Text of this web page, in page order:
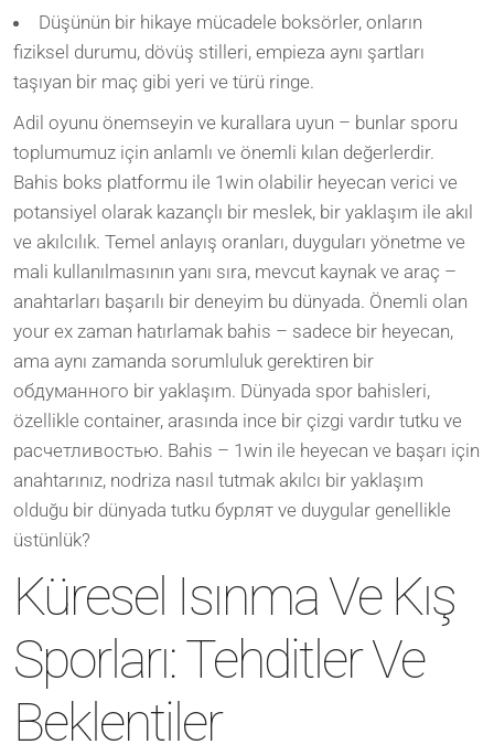
Düşünün bir hikaye mücadele boksörler, onların
fiziksel durumu, dövüş stilleri, empieza aynı şartları
taşıyan bir maç gibi yeri ve türü ringe.
Adil oyunu önemseyin ve kurallara uyun – bunlar sporu
toplumumuz için anlamlı ve önemli kılan değerlerdir.
Bahis boks platformu ile 1win olabilir heyecan verici ve
potansiyel olarak kazançlı bir meslek, bir yaklaşım ile akıl
ve akılcılık. Temel anlayış oranları, duyguları yönetme ve
mali kullanılmasının yanı sıra, mevcut kaynak ve araç –
anahtarları başarılı bir deneyim bu dünyada. Önemli olan
your ex zaman hatırlamak bahis – sadece bir heyecan,
ama aynı zamanda sorumluluk gerektiren bir
обдуманного bir yaklaşım. Dünyada spor bahisleri,
özellikle container, arasında ince bir çizgi vardır tutku ve
расчетливостью. Bahis – 1win ile heyecan ve başarı için
anahtarınız, nodriza nasıl tutmak akılcı bir yaklaşım
olduğu bir dünyada tutku бурлят ve duygular genellikle
üstünlük?
Küresel Isınma Ve Kış
Sporları: Tehditler Ve
Beklentiler